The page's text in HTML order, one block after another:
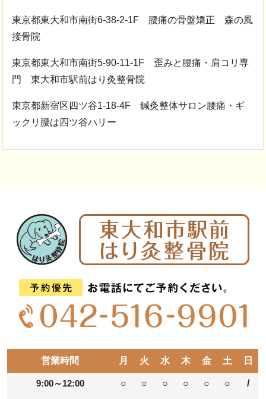
東京都東大和市南街6-38-2-1F 腰痛の骨盤矯正 森の風
接骨院
東京都東大和市南街5-90-11-1F 歪みと腰痛・肩コリ専
門 東大和市駅前はり灸整骨院
東京都新宿区四ツ谷1-18-4F 鍼灸整体サロン腰痛・ギ
ックリ腰は四ツ谷ハリー
営業時間 月 火 水 木 金 土 日
9:00～12:00 ○ ○ ○ ○ ○ ○ /